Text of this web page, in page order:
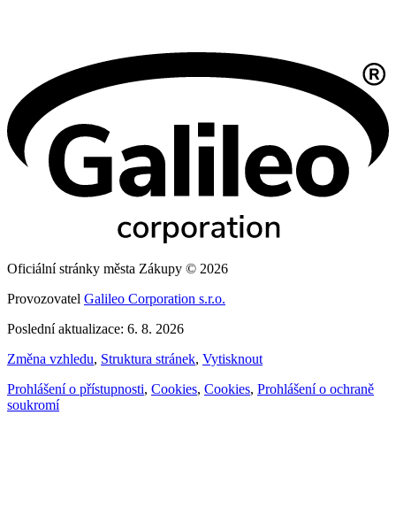
Oficiální stránky města Zákupy © 2026
Provozovatel Galileo Corporation s.r.o.
Poslední aktualizace: 6. 8. 2026
Změna vzhledu, Struktura stránek, Vytisknout
Prohlášení o přístupnosti, Cookies, Cookies, Prohlášení o ochraně
soukromí